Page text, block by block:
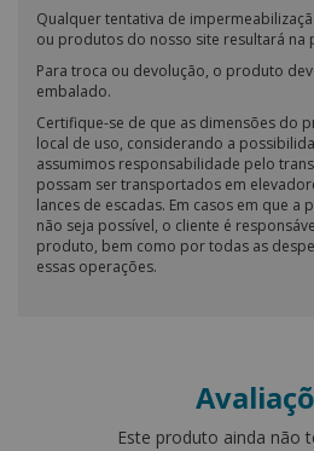
Qualquer tentativa de
ou produtos do nosso site resultará na
Para troca ou devolução, o produto
embalado.
Certifique-se de que as dimensões do
local de uso, considerando a
assumimos responsabilidade pelo
possam ser transportados em
lances de escadas. Em casos em que a
não seja possível, o cliente é
produto, bem como por todas as
essas operações.
Este produto ainda não